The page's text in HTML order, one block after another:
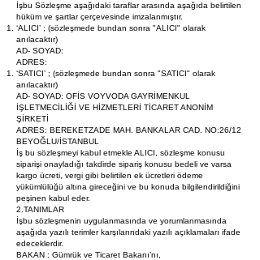
İşbu Sözleşme aşağıdaki taraflar arasında aşağıda belirtilen
hüküm ve şartlar çerçevesinde imzalanmıştır.
‘ALICI’ ; (sözleşmede bundan sonra "ALICI" olarak
anılacaktır)
AD- SOYAD:
ADRES:
‘SATICI’ ; (sözleşmede bundan sonra "SATICI" olarak
anılacaktır)
AD- SOYAD: OFİS VOYVODA GAYRİMENKUL
İŞLETMECİLİĞİ VE HİZMETLERİ TİCARET ANONİM
ŞİRKETİ
ADRES: BEREKETZADE MAH. BANKALAR CAD. NO:26/12
BEYOĞLU/İSTANBUL
İş bu sözleşmeyi kabul etmekle ALICI, sözleşme konusu
siparişi onayladığı takdirde sipariş konusu bedeli ve varsa
kargo ücreti, vergi gibi belirtilen ek ücretleri ödeme
yükümlülüğü altına gireceğini ve bu konuda bilgilendirildiğini
peşinen kabul eder.
2.TANIMLAR
İşbu sözleşmenin uygulanmasında ve yorumlanmasında
aşağıda yazılı terimler karşılarındaki yazılı açıklamaları ifade
edeceklerdir.
BAKAN : Gümrük ve Ticaret Bakanı’nı,